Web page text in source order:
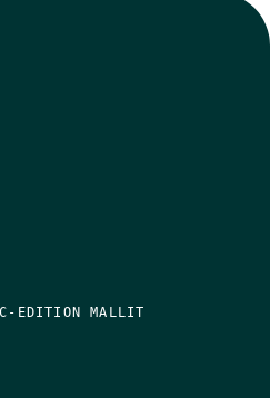
EDITION MALLIT